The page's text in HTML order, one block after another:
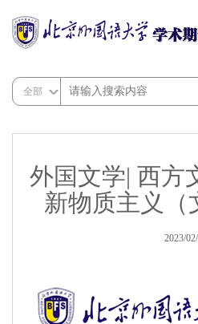
全部
外国文学| 西方
新物质主义（
2023/